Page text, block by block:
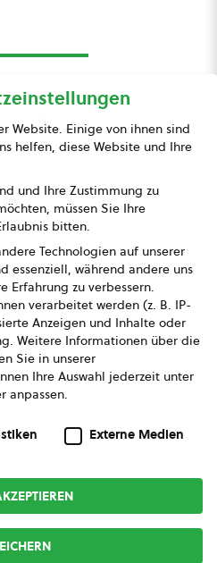
AGB
GmbH
Bildung
2026bio austria
Website. Einige von ihnen sind
helfen, diese Website und Ihre
und Ihre Zustimmung zu
müssen Sie Ihre
bitten.
Technologien auf unserer
essenziell, während andere uns
Erfahrung zu verbessern.
verarbeitet werden (z. B. IP-
Anzeigen und Inhalte oder
Weitere Informationen über die
Sie in unserer
Ihre Auswahl jederzeit unter
anpassen.
Externe Medien